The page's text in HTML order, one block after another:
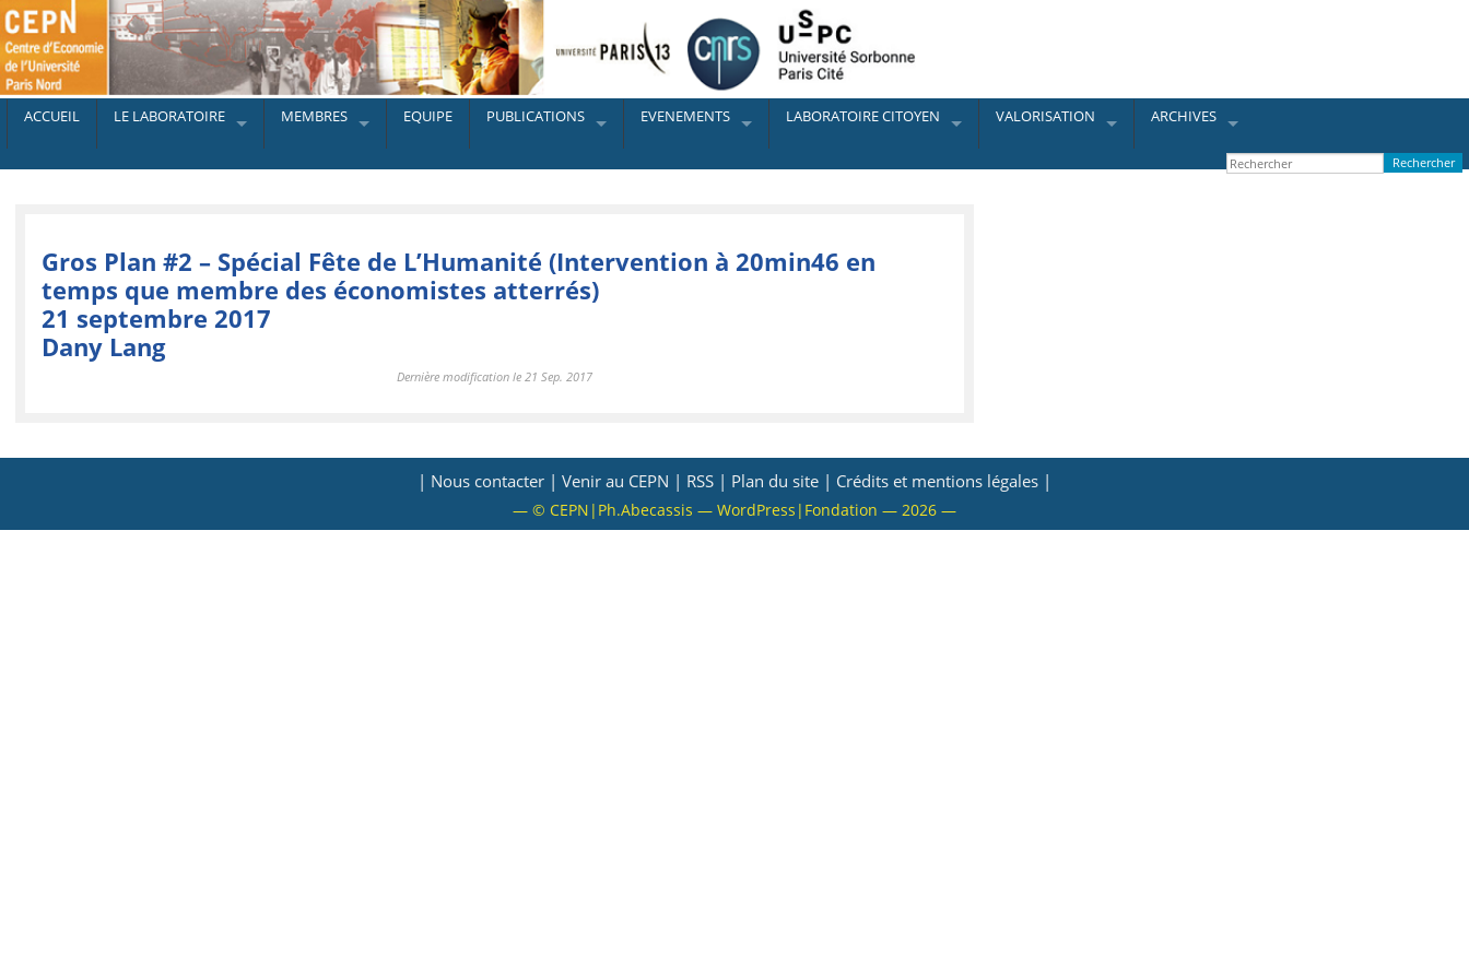
ACCUEIL LE LABORATOIRE MEMBRES EQUIPE PUBLICATIONS EVENEMENTS LABORATOIRE CITOYEN VALORISATION ARCHIVES
Gros Plan #2 – Spécial Fête de L’Humanité (Intervention à 20min46 en
temps que membre des économistes atterrés)
21 septembre 2017
Dany Lang
Dernière modification le 21 Sep. 2017
| Nous contacter | Venir au CEPN | RSS | Plan du site | Crédits et mentions légales |
— © CEPN|Ph.Abecassis — WordPress|Fondation — 2026 —